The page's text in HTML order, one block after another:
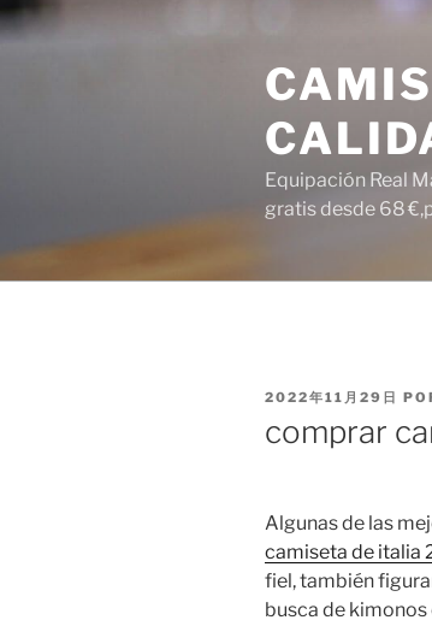
Saltar
al
Equipación Real
gratis desde 68
PUBLICADO
2022年11月29日
comprar
Algunas de las
camiseta de italia
fiel, también
busca de